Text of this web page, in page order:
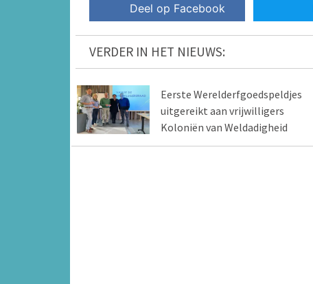
Deel op Facebook
VERDER IN HET NIEUWS:
Eerste Werelderfgoedspeldjes
uitgereikt aan vrijwilligers
Koloniën van Weldadigheid